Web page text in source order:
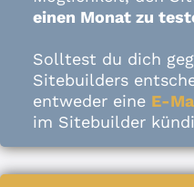
einen Monat zu
Solltest du dich
Sitebuilders
entweder eine E-
im Sitebuilder